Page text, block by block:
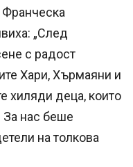
Франческа
„След
с радост
Хари, Хърмаяни и
хиляди деца, които
За нас беше
на толкова